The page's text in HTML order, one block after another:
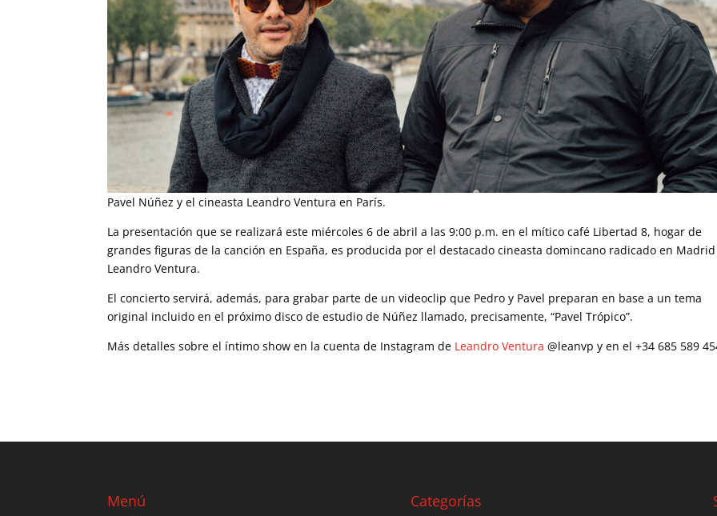
Pavel Núñez y el cineasta Leandro Ventura en París.
La presentación que se realizará este miércoles 6 de abril a las 9:00 p.m. en el mítico café Libertad 8, hogar de
grandes figuras de la canción en España, es producida por el destacado cineasta domincano radicado en Madrid
Leandro Ventura.
El concierto servirá, además, para grabar parte de un videoclip que Pedro y Pavel preparan en base a un tema
original incluido en el próximo disco de estudio de Núñez llamado, precisamente, “Pavel Trópico”.
Más detalles sobre el íntimo show en la cuenta de Instagram de Leandro Ventura @leanvp y en el +34 685 589
Menú Categorías